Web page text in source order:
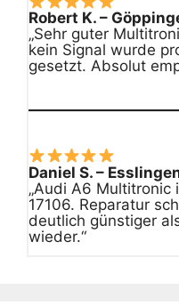
Robert K. –
„Sehr guter
kein Signal wurde
gesetzt. Absolut
Daniel S. –
„Audi A6 Multitronic
17106. Reparatur
deutlich günstiger
wieder.“